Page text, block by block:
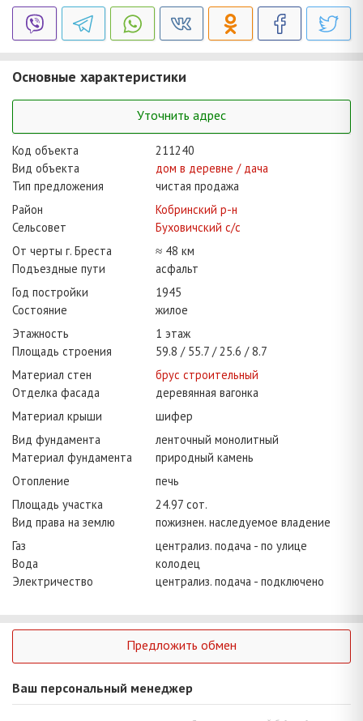
Основные характеристики
Уточнить адрес
Код объекта
211240
Вид объекта
дом в деревне / дача
Тип предложения
чистая продажа
Район
Кобринский р-н
Сельсовет
Буховичский с/с
От черты г. Бреста
≈ 48 км
Подъездные пути
асфальт
Год постройки
1945
Состояние
жилое
Этажность
1 этаж
Площадь строения
59.8 55.7 25.6
8.7
Материал стен
брус строительный
Отделка фасада
деревянная вагонка
Материал крыши
шифер
Вид фундамента
ленточный монолитный
Материал фундамента
природный камень
Отопление
печь
Площадь участка
24.97 сот.
Вид права на землю
пожизнен. наследуемое владение
Газ
централиз. подача - по улице
Вода
колодец
Электричество
централиз. подача - подключено
Предложить обмен
Ваш персональный менеджер